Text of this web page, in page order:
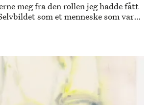
meg fra den rollen jeg hadde fått
som et menneske som var
makt, sier Hans Hamid
aktuell med betongkunst på Trafo